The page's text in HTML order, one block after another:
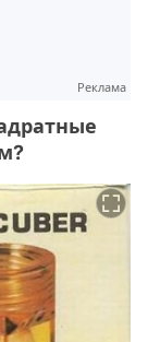
Реклама